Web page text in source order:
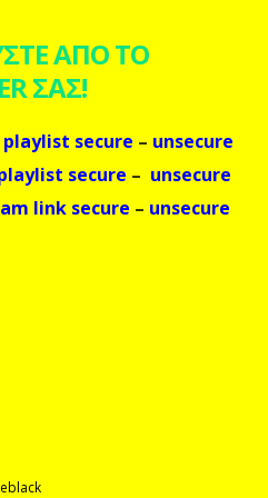
ΑΠΟ ΤΟ
ΣΑΣ!
playlist secure – unsecure
secure – unsecure
link secure – unsecure